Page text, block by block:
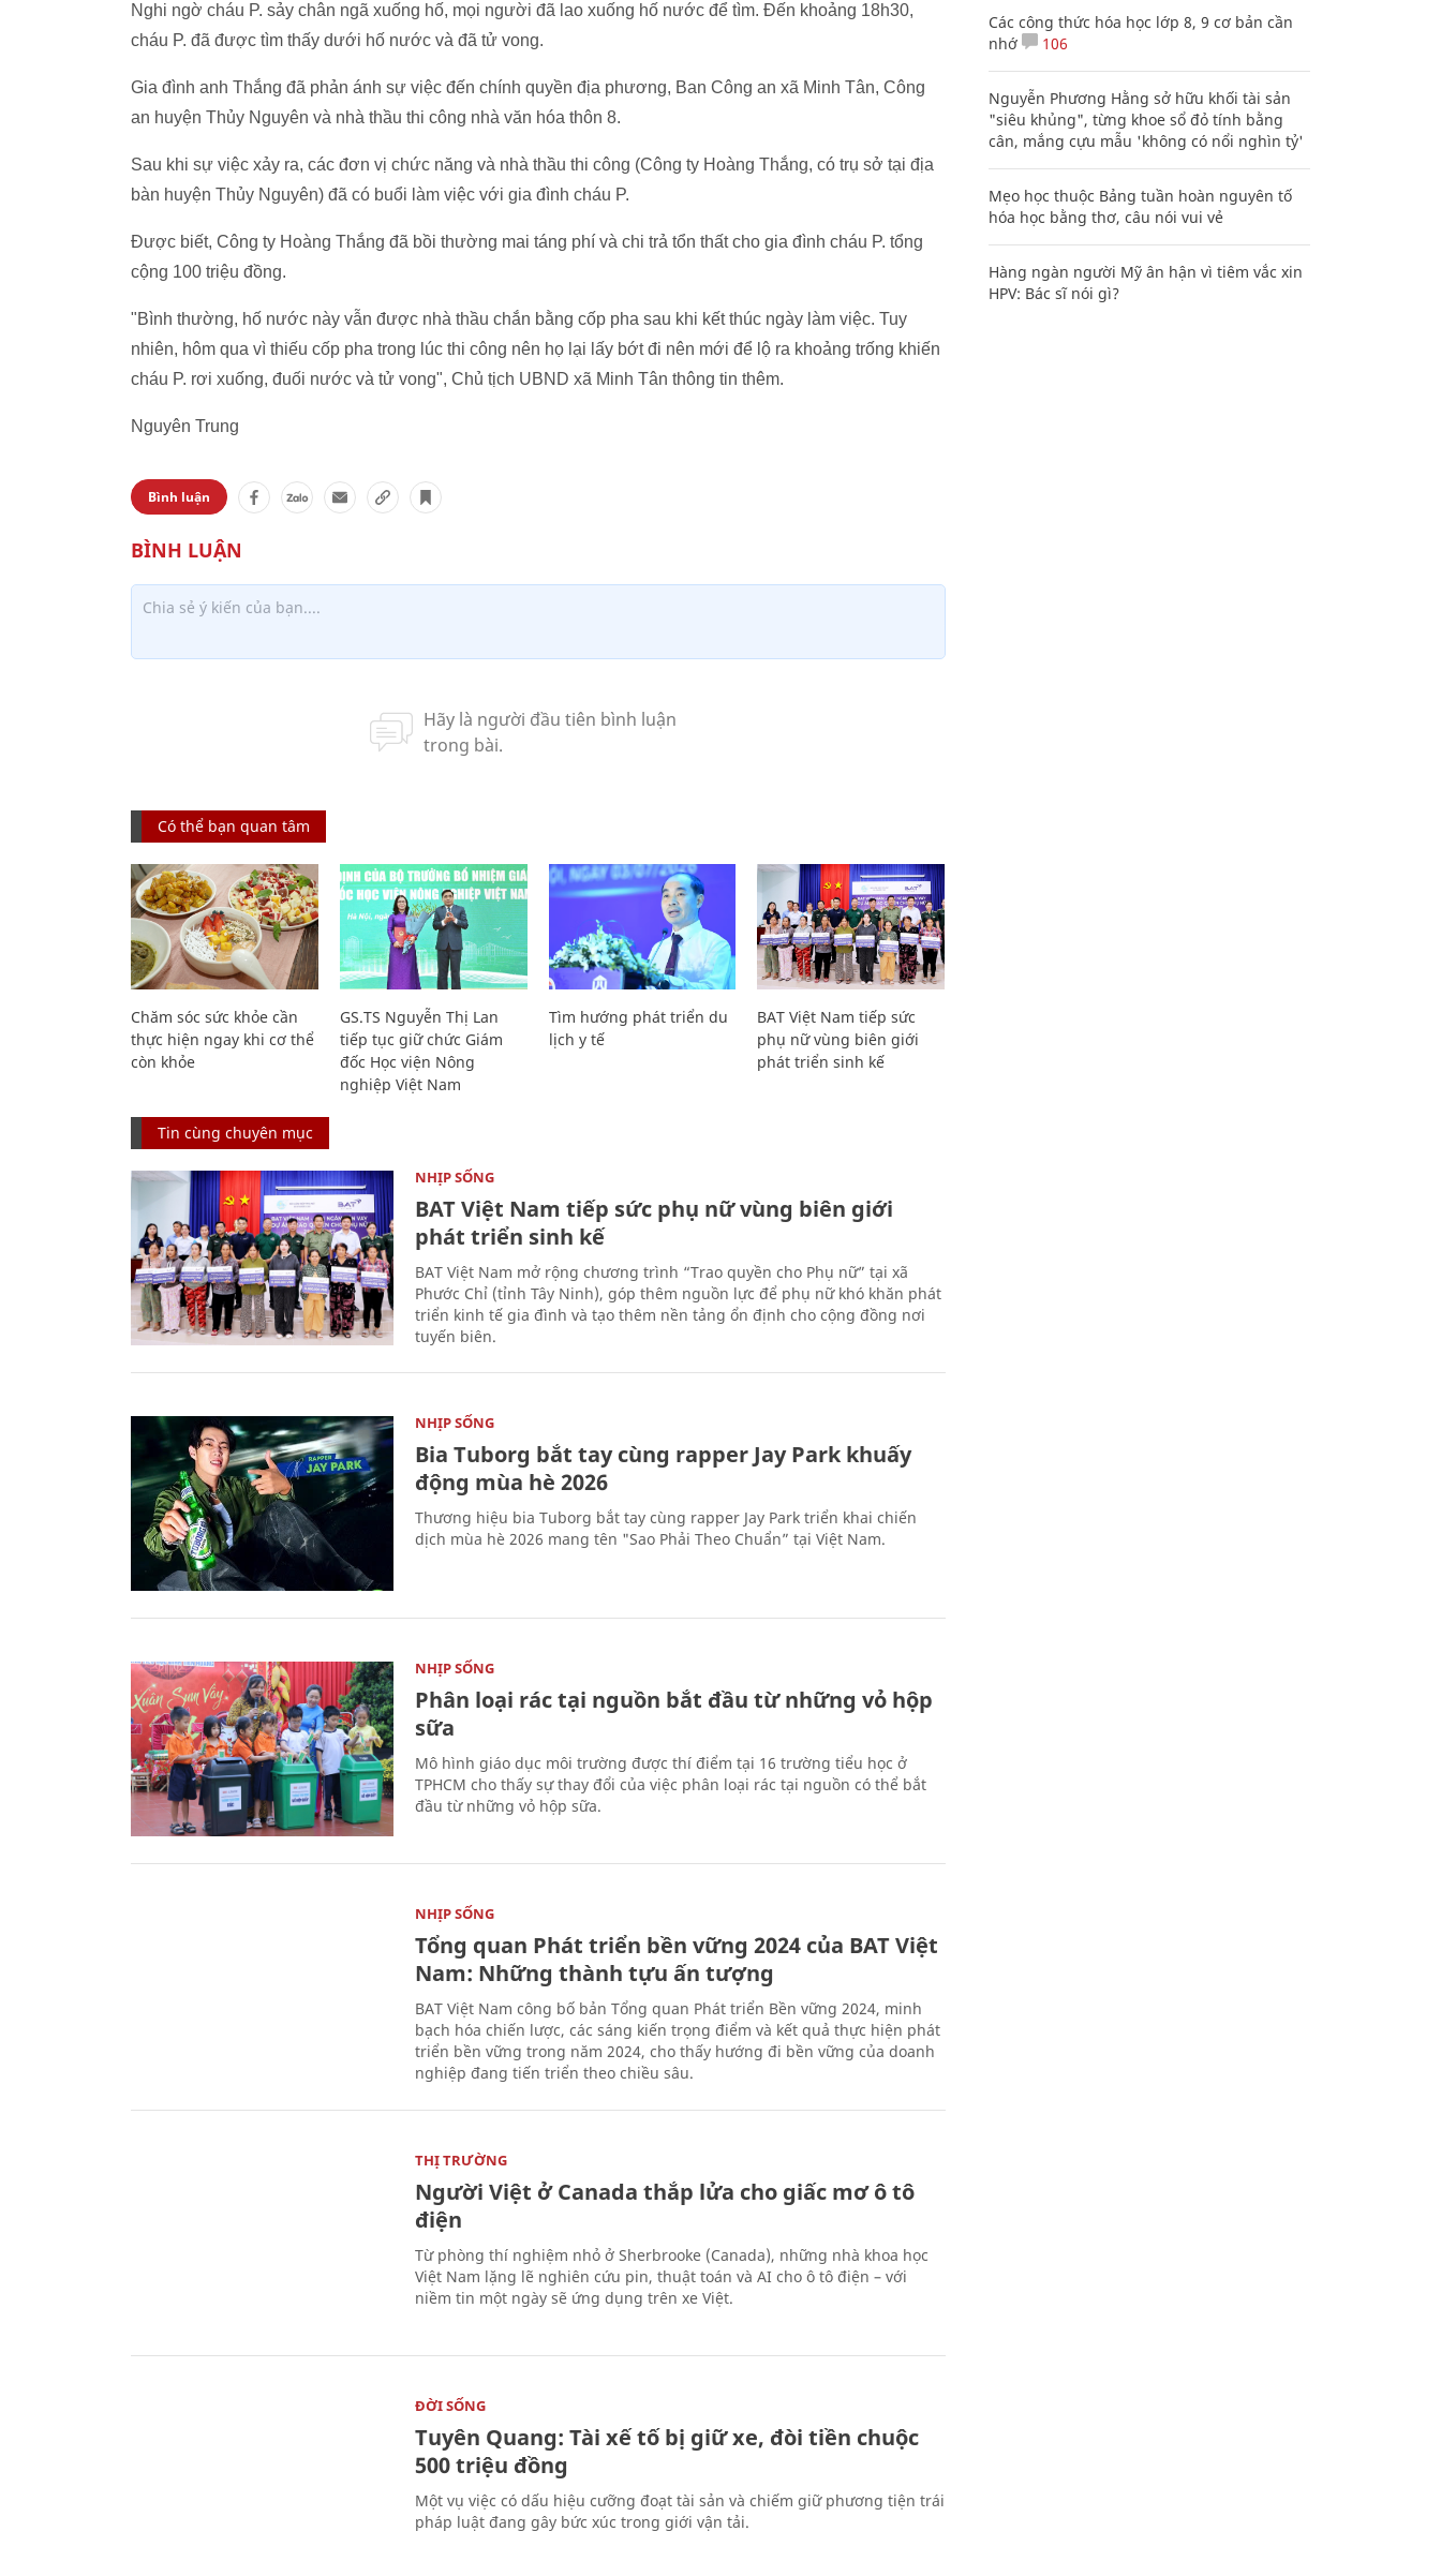
Nghi ngờ cháu P. sảy chân ngã xuống hố, mọi người đã lao xuống hố nước để tìm. Đến khoảng 18h30,
cháu P. đã được tìm thấy dưới hố nước và đã tử vong.
Gia đình anh Thắng đã phản ánh sự việc đến chính quyền địa phương, Ban Công an xã Minh Tân, Công
an huyện Thủy Nguyên và nhà thầu thi công nhà văn hóa thôn 8.
Sau khi sự việc xảy ra, các đơn vị chức năng và nhà thầu thi công (Công ty Hoàng Thắng, có trụ sở tại địa
bàn huyện Thủy Nguyên) đã có buổi làm việc với gia đình cháu P.
Được biết, Công ty Hoàng Thắng đã bồi thường mai táng phí và chi trả tổn thất cho gia đình cháu P. tổng
cộng 100 triệu đồng.
"Bình thường, hố nước này vẫn được nhà thầu chắn bằng cốp pha sau khi kết thúc ngày làm việc. Tuy
nhiên, hôm qua vì thiếu cốp pha trong lúc thi công nên họ lại lấy bớt đi nên mới để lộ ra khoảng trống khiến
cháu P. rơi xuống, đuối nước và tử vong", Chủ tịch UBND xã Minh Tân thông tin thêm.
Nguyên Trung
Bình luận
Có thể bạn quan tâm
Chăm sóc sức khỏe cần
thực hiện ngay khi cơ thể
còn khỏe
GS.TS Nguyễn Thị Lan
tiếp tục giữ chức Giám
đốc Học viện Nông
nghiệp Việt Nam
Tìm hướng phát triển du
lịch y tế
BAT Việt Nam tiếp sức
phụ nữ vùng biên giới
phát triển sinh kế
Tin cùng chuyên mục
NHỊP SỐNG
BAT Việt Nam tiếp sức phụ nữ vùng biên giới
phát triển sinh kế
BAT Việt Nam mở rộng chương trình “Trao quyền cho Phụ nữ” tại xã
Phước Chỉ (tỉnh Tây Ninh), góp thêm nguồn lực để phụ nữ khó khăn phát
triển kinh tế gia đình và tạo thêm nền tảng ổn định cho cộng đồng nơi
tuyến biên.
NHỊP SỐNG
Bia Tuborg bắt tay cùng rapper Jay Park khuấy
động mùa hè 2026
Thương hiệu bia Tuborg bắt tay cùng rapper Jay Park triển khai chiến
dịch mùa hè 2026 mang tên "Sao Phải Theo Chuẩn” tại Việt Nam.
NHỊP SỐNG
Phân loại rác tại nguồn bắt đầu từ những vỏ hộp
sữa
Mô hình giáo dục môi trường được thí điểm tại 16 trường tiểu học ở
TPHCM cho thấy sự thay đổi của việc phân loại rác tại nguồn có thể bắt
đầu từ những vỏ hộp sữa.
NHỊP SỐNG
Tổng quan Phát triển bền vững 2024 của BAT Việt
Nam: Những thành tựu ấn tượng
BAT Việt Nam công bố bản Tổng quan Phát triển Bền vững 2024, minh
bạch hóa chiến lược, các sáng kiến trọng điểm và kết quả thực hiện phát
triển bền vững trong năm 2024, cho thấy hướng đi bền vững của doanh
nghiệp đang tiến triển theo chiều sâu.
THỊ TRƯỜNG
Người Việt ở Canada thắp lửa cho giấc mơ ô tô
điện
Từ phòng thí nghiệm nhỏ ở Sherbrooke (Canada), những nhà khoa học
Việt Nam lặng lẽ nghiên cứu pin, thuật toán và AI cho ô tô điện – với
niềm tin một ngày sẽ ứng dụng trên xe Việt.
ĐỜI SỐNG
Tuyên Quang: Tài xế tố bị giữ xe, đòi tiền chuộc
500 triệu đồng
Một vụ việc có dấu hiệu cưỡng đoạt tài sản và chiếm giữ phương tiện trái
pháp luật đang gây bức xúc trong giới vận tải.
Các công thức hóa học lớp 8, 9 cơ bản cần
nhớ
106
Nguyễn Phương Hằng sở hữu khối tài sản
"siêu khủng", từng khoe sổ đỏ tính bằng
cân, mắng cựu mẫu 'không có nổi nghìn tỷ'
Mẹo học thuộc Bảng tuần hoàn nguyên tố
hóa học bằng thơ, câu nói vui vẻ
Hàng ngàn người Mỹ ân hận vì tiêm vắc xin
HPV: Bác sĩ nói gì?